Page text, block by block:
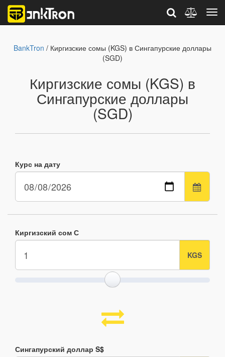
BankTron / Киргизские сомы (KGS) в Сингапурские доллары
(SGD)
Киргизские сомы (KGS) в
Сингапурские доллары
(SGD)
Курс на дату
Киргизский сом С
Сингапурский доллар S$